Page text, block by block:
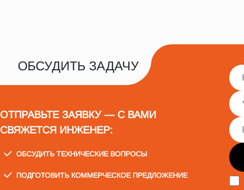
ОБСУДИТЬ ЗАДАЧУ
ОТПРАВЬТЕ ЗАЯВКУ — С ВАМИ
СВЯЖЕТСЯ ИНЖЕНЕР:
ОБСУДИТЬ ТЕХНИЧЕСКИЕ ВОПРОСЫ
ПОДГОТОВИТЬ КОММЕРЧЕСКОЕ ПРЕДЛОЖЕНИЕ